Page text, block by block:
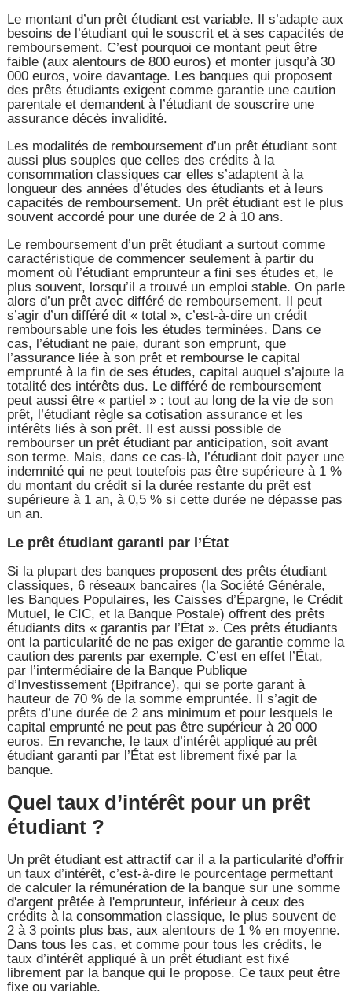
Le montant d’un prêt étudiant est variable. Il s’adapte aux
besoins de l’étudiant qui le souscrit et à ses capacités de
remboursement. C’est pourquoi ce montant peut être
faible (aux alentours de 800 euros) et monter jusqu’à 30
000 euros, voire davantage. Les banques qui proposent
des prêts étudiants exigent comme garantie une caution
parentale et demandent à l’étudiant de souscrire une
assurance décès invalidité.
Les modalités de remboursement d’un prêt étudiant sont
aussi plus souples que celles des crédits à la
consommation classiques car elles s’adaptent à la
longueur des années d’études des étudiants et à leurs
capacités de remboursement. Un prêt étudiant est le plus
souvent accordé pour une durée de 2 à 10 ans.
Le remboursement d’un prêt étudiant a surtout comme
caractéristique de commencer seulement à partir du
moment où l’étudiant emprunteur a fini ses études et, le
plus souvent, lorsqu’il a trouvé un emploi stable. On parle
alors d’un prêt avec différé de remboursement. Il peut
s’agir d’un différé dit « total », c’est-à-dire un crédit
remboursable une fois les études terminées. Dans ce
cas, l’étudiant ne paie, durant son emprunt, que
l’assurance liée à son prêt et rembourse le capital
emprunté à la fin de ses études, capital auquel s’ajoute la
totalité des intérêts dus. Le différé de remboursement
peut aussi être « partiel » : tout au long de la vie de son
prêt, l’étudiant règle sa cotisation assurance et les
intérêts liés à son prêt. Il est aussi possible de
rembourser un prêt étudiant par anticipation, soit avant
son terme. Mais, dans ce cas-là, l’étudiant doit payer une
indemnité qui ne peut toutefois pas être supérieure à 1 %
du montant du crédit si la durée restante du prêt est
supérieure à 1 an, à 0,5 % si cette durée ne dépasse pas
un an.
Le prêt étudiant garanti par l’État
Si la plupart des banques proposent des prêts étudiant
classiques, 6 réseaux bancaires (la Société Générale,
les Banques Populaires, les Caisses d’Épargne, le Crédit
Mutuel, le CIC, et la Banque Postale) offrent des prêts
étudiants dits « garantis par l’État ». Ces prêts étudiants
ont la particularité de ne pas exiger de garantie comme la
caution des parents par exemple. C’est en effet l’État,
par l’intermédiaire de la Banque Publique
d’Investissement (Bpifrance), qui se porte garant à
hauteur de 70 % de la somme empruntée. Il s’agit de
prêts d’une durée de 2 ans minimum et pour lesquels le
capital emprunté ne peut pas être supérieur à 20 000
euros. En revanche, le taux d’intérêt appliqué au prêt
étudiant garanti par l’État est librement fixé par la
banque.
Quel taux d’intérêt pour un prêt
étudiant ?
Un prêt étudiant est attractif car il a la particularité d’offrir
un taux d’intérêt, c’est-à-dire le pourcentage permettant
de calculer la rémunération de la banque sur une somme
d'argent prêtée à l'emprunteur, inférieur à ceux des
crédits à la consommation classique, le plus souvent de
2 à 3 points plus bas, aux alentours de 1 % en moyenne.
Dans tous les cas, et comme pour tous les crédits, le
taux d’intérêt appliqué à un prêt étudiant est fixé
librement par la banque qui le propose. Ce taux peut être
fixe ou variable.